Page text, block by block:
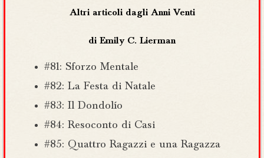
Altri articoli dagli Anni Venti
di Emily C. Lierman
#81: Sforzo Mentale
#82: La Festa di Natale
#83: Il Dondolío
#84: Resoconto di Casi
#85: Quattro Ragazzi e una Ragazza